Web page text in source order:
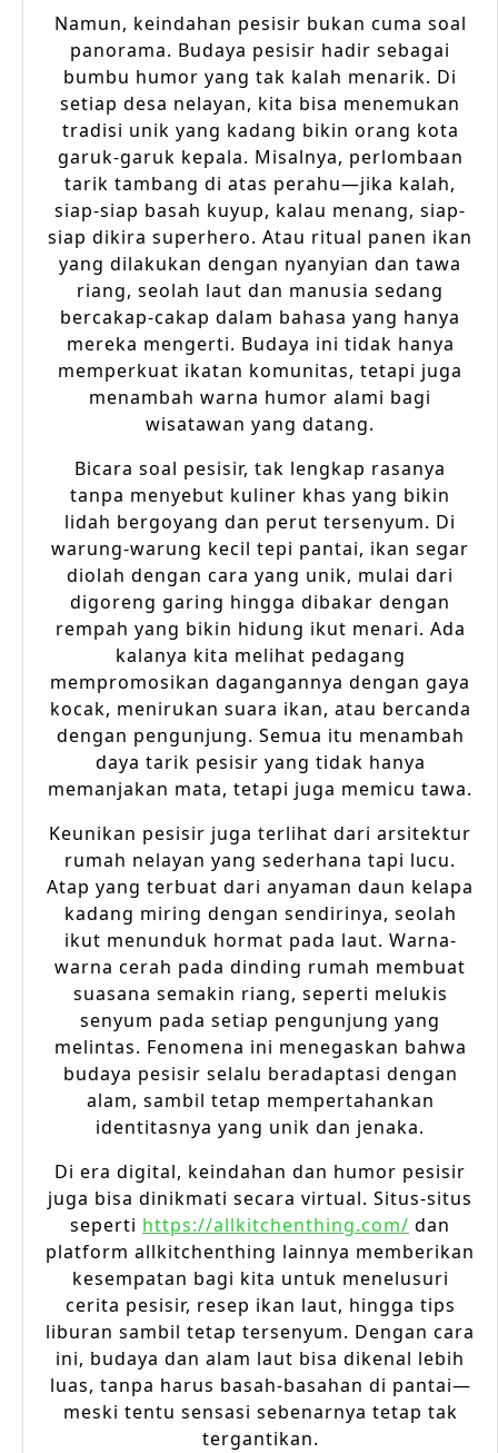
Namun, keindahan pesisir bukan cuma soal
panorama. Budaya pesisir hadir sebagai
bumbu humor yang tak kalah menarik. Di
setiap desa nelayan, kita bisa menemukan
tradisi unik yang kadang bikin orang kota
garuk-garuk kepala. Misalnya, perlombaan
tarik tambang di atas perahu—jika kalah,
siap-siap basah kuyup, kalau menang, siap-
siap dikira superhero. Atau ritual panen ikan
yang dilakukan dengan nyanyian dan tawa
riang, seolah laut dan manusia sedang
bercakap-cakap dalam bahasa yang hanya
mereka mengerti. Budaya ini tidak hanya
memperkuat ikatan komunitas, tetapi juga
menambah warna humor alami bagi
wisatawan yang datang.
Bicara soal pesisir, tak lengkap rasanya
tanpa menyebut kuliner khas yang bikin
lidah bergoyang dan perut tersenyum. Di
warung-warung kecil tepi pantai, ikan segar
diolah dengan cara yang unik, mulai dari
digoreng garing hingga dibakar dengan
rempah yang bikin hidung ikut menari. Ada
kalanya kita melihat pedagang
mempromosikan dagangannya dengan gaya
kocak, menirukan suara ikan, atau bercanda
dengan pengunjung. Semua itu menambah
daya tarik pesisir yang tidak hanya
memanjakan mata, tetapi juga memicu tawa.
Keunikan pesisir juga terlihat dari arsitektur
rumah nelayan yang sederhana tapi lucu.
Atap yang terbuat dari anyaman daun kelapa
kadang miring dengan sendirinya, seolah
ikut menunduk hormat pada laut. Warna-
warna cerah pada dinding rumah membuat
suasana semakin riang, seperti melukis
senyum pada setiap pengunjung yang
melintas. Fenomena ini menegaskan bahwa
budaya pesisir selalu beradaptasi dengan
alam, sambil tetap mempertahankan
identitasnya yang unik dan jenaka.
Di era digital, keindahan dan humor pesisir
juga bisa dinikmati secara virtual. Situs-situs
seperti https://allkitchenthing.com/ dan
platform allkitchenthing lainnya memberikan
kesempatan bagi kita untuk menelusuri
cerita pesisir, resep ikan laut, hingga tips
liburan sambil tetap tersenyum. Dengan cara
ini, budaya dan alam laut bisa dikenal lebih
luas, tanpa harus basah-basahan di pantai—
meski tentu sensasi sebenarnya tetap tak
tergantikan.